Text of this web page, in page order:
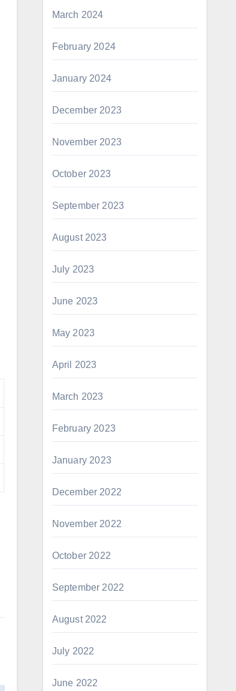
March 2024
February 2024
January 2024
December 2023
November 2023
October 2023
September 2023
August 2023
July 2023
June 2023
May 2023
April 2023
March 2023
February 2023
January 2023
December 2022
November 2022
October 2022
September 2022
August 2022
July 2022
June 2022